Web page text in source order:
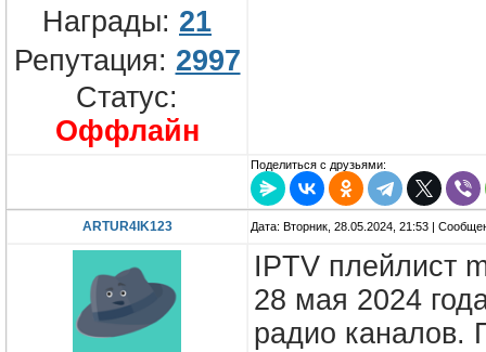
Награды: 21
Репутация: 2997
Статус:
Оффлайн
Поделиться с друзьями:
ARTUR4IK123 Дата: Вторник, 28.05.2024, 21:53 |
IPTV плейлист
28 мая 2024
радио каналов.